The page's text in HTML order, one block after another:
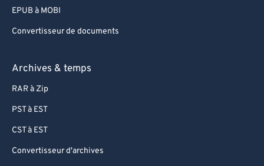
EPUB à MOBI
Convertisseur de documents
Archives & temps
RAR à Zip
PST à EST
CST à EST
Convertisseur d'archives